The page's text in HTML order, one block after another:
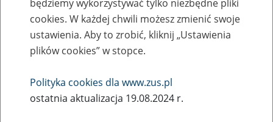
Okienko Górnicze
Inne
będziemy wykorzystywać tylko niezbędne pliki
cookies. W każdej chwili możesz zmienić swoje
ustawienia. Aby to zrobić, kliknij „Ustawienia
plików cookies” w stopce.
Polityka cookies dla www.zus.pl
ostatnia aktualizacja 19.08.2024 r.